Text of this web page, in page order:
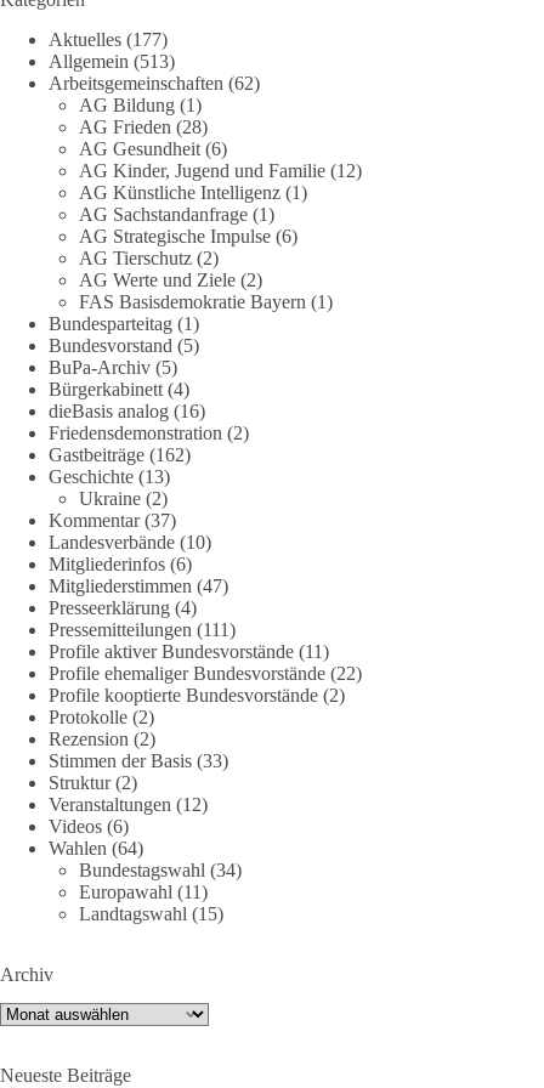
1 Tag zuvor
Jetzt abstimmen: Welche Rolle soll Deutschland in Sachen
Verteidung übernehmen❓
Das Bundesministerium der Verteidigung schreibt im
Strategiepapier, dass die Bundeswehr zum Schutz des Landes
und der Verbündeten abschreckungs- und verteidigungsfähig
sein muss. Die strategische Ausrichtung sieht vor, dass
Deutschland in der NATO eine Führungsrolle übernimmt, zur
stärksten konventionellen Armee Europas werden soll und
über die Verteidigungsbereitschaft hinaus aufrüstet.
Wie siehst du das? Mach jetzt bei unserer Umfrage mit und sag
uns deine Meinung:
point_righthttps://diebasis-he.de/umfrage-des-monats-august-
2026/point_left
🟩🟩🟦🟦🟥🟥🟧🟧
Quelle:#section-6092974" target="_blank"
rel="noreferrer">https://www.bmvg.de/de/grundlagendokume
nte-strategische-ausrichtung#section
#dieBasis #Umfrage #Verteidigung #Bundeswehr
659 669 26
DieBasis
2 Tage(n) zuvor
💧 Wasser ist kein globales Experiment
Mariana Mazzucato ist Beraterin und Rednerin des World
Economic Forum (WEF). In ihrer Rede zu globalen
Herausforderungen sprach sie sich 2022 dafür aus, bestimmte
Covid-19-„Impfungen“ nicht gelungen ist, die ganze Welt
Aktuelles (177)
Allgemein (513)
Arbeitsgemeinschaften (62)
AG Bildung (1)
AG Frieden (28)
AG Gesundheit (6)
AG Kinder, Jugend und Familie (12)
AG Künstliche Intelligenz (1)
AG Sachstandanfrage (1)
AG Strategische Impulse (6)
AG Tierschutz (2)
AG Werte und Ziele (2)
FAS Basisdemokratie Bayern (1)
Bundesparteitag (1)
Bundesvorstand (5)
BuPa-Archiv (5)
Bürgerkabinett (4)
dieBasis analog (16)
Friedensdemonstration (2)
Gastbeiträge (162)
Geschichte (13)
Ukraine (2)
Kommentar(37)
Landesverbände (10)
Mitgliederinfos (6)
Mitgliederstimmen (47)
Presseerklärung (4)
Pressemitteilungen (111)
Profile aktiver Bundesvorstände (11)
Profile ehemaliger Bundesvorstände (22)
Profile kooptierte Bundesvorstände (2)
Protokolle (2)
Rezension (2)
Stimmen der Basis (33)
Struktur(2)
Veranstaltungen (12)
Videos (6)
Wahlen (64)
Bundestagswahl (34)
Europawahl (11)
Landtagswahl (15)
Archiv
Archiv
Neueste Beiträge